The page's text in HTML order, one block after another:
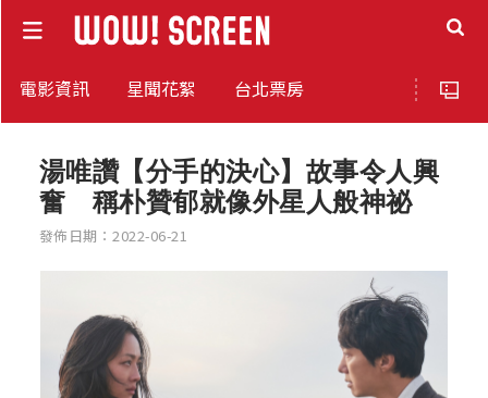
電影資訊 星聞花絮 台北票房
湯唯讚【分手的決心】故事令人興
奮 稱朴贊郁就像外星人般神祕
發佈日期：2022-06-21